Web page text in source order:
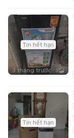
Tin hết hạn
3 tháng trước 3
Tin hết hạn